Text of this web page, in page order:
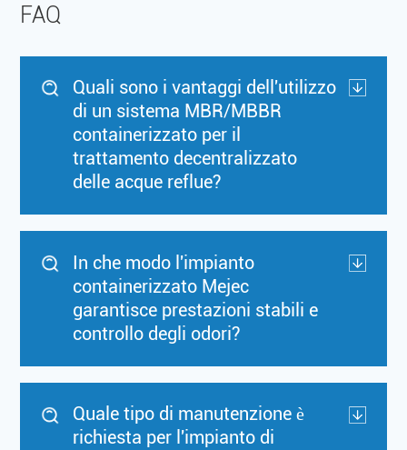
FAQ
Quali sono i vantaggi dell'utilizzo
di un sistema MBR/MBBR
containerizzato per il
trattamento decentralizzato
delle acque reflue?
In che modo l'impianto
containerizzato Mejec
garantisce prestazioni stabili e
controllo degli odori?
Quale tipo di manutenzione è
richiesta per l'impianto di